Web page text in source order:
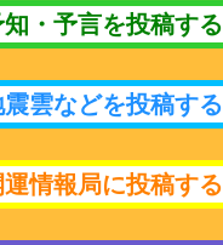
知・予言を投稿する
震雲などを投稿する
運情報局に投稿する